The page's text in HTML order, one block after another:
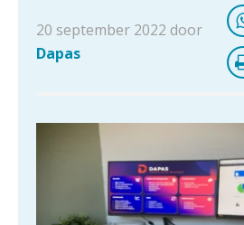
20 september 2022 door
Dapas